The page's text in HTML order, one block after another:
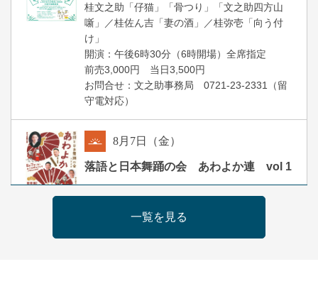
桂文之助「仔猫」「骨つり」「文之助四方山
噺」／桂佐ん吉「妻の酒」／桂弥壱「向う付
け」
開演：午後6時30分（6時開場）全席指定
前売3,000円 当日3,500円
お問合せ：文之助事務局 0721-23-2331（留
守電対応）
8月 7日（金）
落語と日本舞踊の会 あわよか連 vol 1
開演：午前10時（9時30分開場）
前売2,500円 当日3,000円
一覧を見る